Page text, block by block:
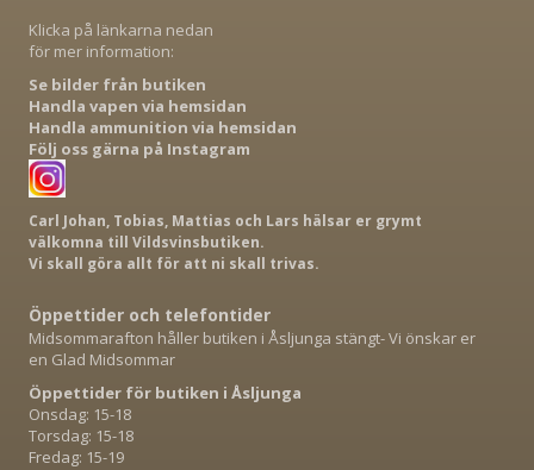
Klicka på länkarna nedan
för mer information:
Se bilder från butiken
Handla vapen via hemsidan
Handla ammunition via hemsidan
Följ oss gärna på Instagram
Carl Johan, Tobias, Mattias och Lars hälsar er grymt
välkomna till Vildsvinsbutiken.
Vi skall göra allt för att ni skall trivas.
Öppettider och telefontider
Midsommarafton håller butiken i Åsljunga stängt- Vi önskar er
en Glad Midsommar
Öppettider för butiken i Åsljunga
Onsdag: 15-18
Torsdag: 15-18
Fredag: 15-19